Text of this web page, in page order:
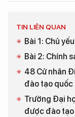
TIN LIÊN QUAN
Bài 1: Chủ
Bài 2: Chính
48 Cử nhân
đào tạo quốc
Trường Đại
được đào